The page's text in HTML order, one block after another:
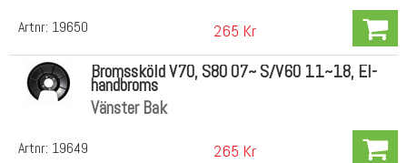
Artnr: 19650 265 Kr
Artnr: 19649
Bromssköld V70, S80 07~ S/V60 11~18, El-
handbroms
Vänster Bak
265 Kr